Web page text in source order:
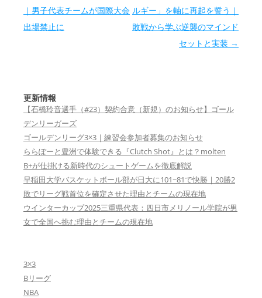
｜男子代表チームが国際大会
出場禁止に
ルギー」を軸に再起を誓う｜
敗戦から学ぶ逆襲のマインド
セットと実装 →
更新情報
【石橋玲音選手（#23）契約合意（新規）のお知らせ】ゴール
デンリーガーズ
ゴールデンリーグ3×3｜練習会参加者募集のお知らせ
ららぽーと豊洲で体験できる『Clutch Shot』とは？molten
B+が仕掛ける新時代のシュートゲームを徹底解説
早稲田大学バスケットボール部が日大に101−81で快勝｜20勝2
敗でリーグ戦首位を確定させた理由とチームの現在地
ウインターカップ2025三重県代表：四日市メリノール学院が男
女で全国へ挑む理由とチームの現在地
3×3
Bリーグ
NBA